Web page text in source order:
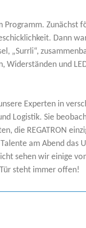
Programm. Zunächst
Dann
„Surrli“,
Widerständen und
Experten in
Logistik. Sie
die REGATRON
am Abend das
sehen wir einige
steht immer offen!